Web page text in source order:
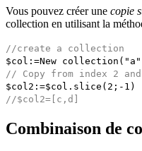
Vous pouvez créer une copie
collection en utilisant la
//create a collection
$col :=New collection
// Copy from index 2
$col2 :=$col . slice (2;-1)
//$col2=[c,d]
Combinaison de